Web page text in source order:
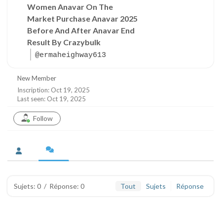
Women Anavar On The
Market Purchase Anavar 2025
Before And After Anavar End
Result By Crazybulk
@ermaheighway613
New Member
Inscription: Oct 19, 2025
Last seen: Oct 19, 2025
Follow
Sujets: 0 / Réponse: 0 Tout Sujets Réponse